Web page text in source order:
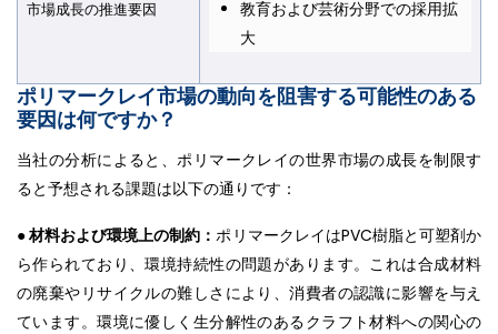
市場成長の推進要因​​​​​​​
教育および芸術分野での採用拡
大
ポリマークレイ市場の動向を阻害する可能性のある
要因は何ですか？
当社の分析によると、ポリマークレイの世界市場の成長を制限す
ると予想される課題は以下の通りです：
● 材料および環境上の制約：ポリマークレイはPVC樹脂と可塑剤か
ら作られており、環境持続性の問題があります。これは合成材料
の廃棄やリサイクルの難しさにより、消費者の認識に影響を与え
ています。環境に優しく生分解性のあるクラフト材料への関心の